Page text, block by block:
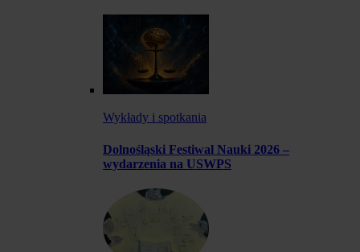
Wykłady i spotkania
Dolnośląski Festiwal Nauki 2026 –
wydarzenia na USWPS